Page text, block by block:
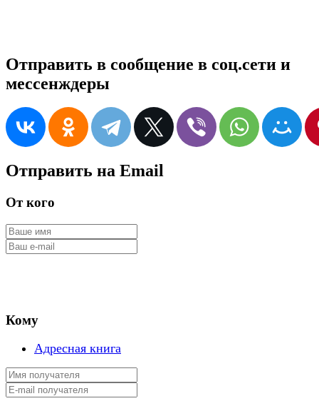
Отправить в сообщение в соц.сети и
мессенждеры
Отправить на Email
От кого
Кому
Адресная книга